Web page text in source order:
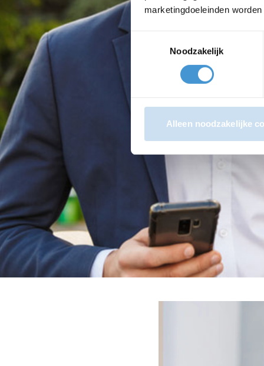
marketingdoeleinden
Noodzakelijk
Alleen noodzakelijke